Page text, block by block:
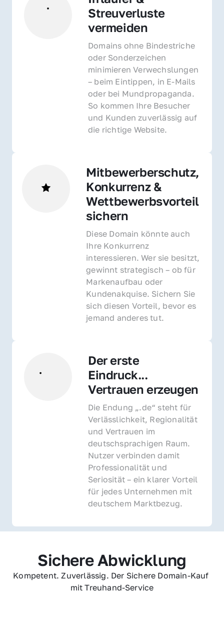
Streuverluste
vermeiden
Domains ohne Bindestriche
oder Sonderzeichen
minimieren Verwechslungen
– beim Eintippen, in E-Mails
oder bei Mundpropaganda.
So kommen Ihre Besucher
und Kunden zuverlässig auf
die richtige Website.
Mitbewerberschutz,
Konkurrenz &
Wettbewerbsvorteil
sichern
Diese Domain könnte auch
Ihre Konkurrenz
interessieren. Wer sie besitzt,
gewinnt strategisch – ob für
Markenaufbau oder
Kundenakquise. Sichern Sie
sich diesen Vorteil, bevor es
jemand anderes tut.
Der erste
Eindruck...
Vertrauen erzeugen
Die Endung „.de“ steht für
Verlässlichkeit, Regionalität
und Vertrauen im
deutschsprachigen Raum.
Nutzer verbinden damit
Professionalität und
Seriosität – ein klarer Vorteil
für jedes Unternehmen mit
deutschem Marktbezug.
Sichere Abwicklung
Kompetent. Zuverlässig. Der Sichere Domain-Kauf
mit Treuhand-Service